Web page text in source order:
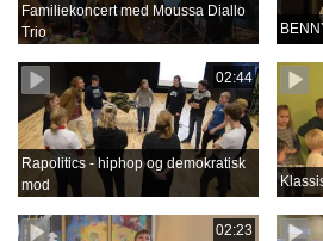
Familiekoncert med Moussa Diallo
Trio
02:44
Rapolitics - hiphop og demokratisk
mod
02:23